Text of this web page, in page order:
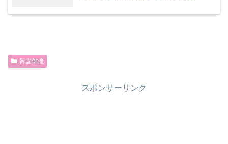
韓国俳優
スポンサーリンク